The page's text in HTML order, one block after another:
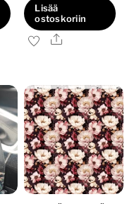
Lisää
ostoskoriin
Ale